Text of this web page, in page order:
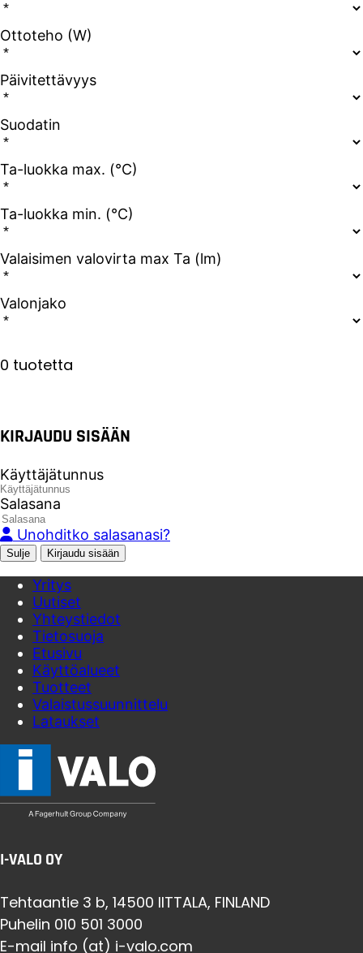
Ottoteho (W)
Päivitettävyys
Suodatin
Ta-luokka max. (°C)
Ta-luokka min. (°C)
Valaisimen valovirta max Ta (lm)
Valonjako
0 tuotetta
KIRJAUDU SISÄÄN
Käyttäjätunnus
Salasana
Unohditko salasanasi?
Sulje
Yritys
Uutiset
Yhteystiedot
Tietosuoja
Etusivu
Käyttöalueet
Tuotteet
Valaistussuunnittelu
Lataukset
I-VALO OY
Tehtaantie 3 b, 14500 IITTALA, FINLAND
Puhelin 010 501 3000
E-mail info (at) i-valo.com